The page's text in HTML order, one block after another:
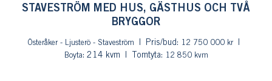
STAVESTRÖM MED HUS, GÄSTHUS OCH TVÅ
BRYGGOR
Österåker - Ljusterö - Staveström Pris/bud:
12 750 000 kr
Boyta: 214 kvm Tomtyta: 12 850 kvm